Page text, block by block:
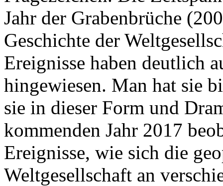
Jahr der Grabenbrüche
Geschichte der
Ereignisse haben deutlich
hingewiesen. Man hat sie
sie in dieser Form und
kommenden Jahr 2017
Ereignisse, wie sich die
Weltgesellschaft an